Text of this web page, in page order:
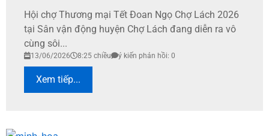
​Hội chợ Thương mại Tết Đoan Ngọ Chợ Lách 2026
tại Sân vận động huyện Chợ Lách đang diễn ra vô
cùng sôi...
13/06/2026 8:25 chiều ý kiến phản hồi: 0
Xem tiếp...